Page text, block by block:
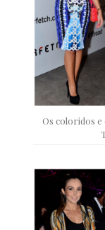
Os coloridos e